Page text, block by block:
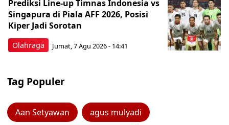
Olahraga
Prediksi Line-up Timnas Indonesia vs
Singapura di Piala AFF 2026, Posisi
Kiper Jadi Sorotan
Jumat, 7 Agu 2026 - 14:41
Tag Populer
Aan Setyawan agus mulyadi